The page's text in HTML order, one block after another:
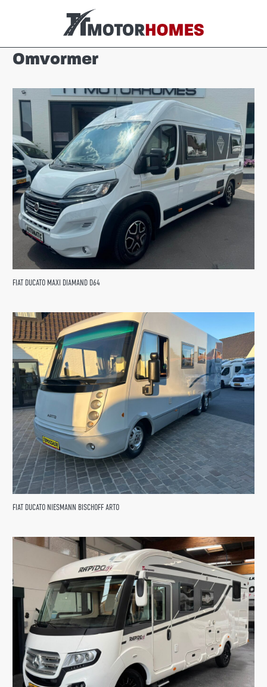
Omvormer
FIAT DUCATO MAXI DIAMAND D64
FIAT DUCATO NIESMANN BISCHOFF ARTO